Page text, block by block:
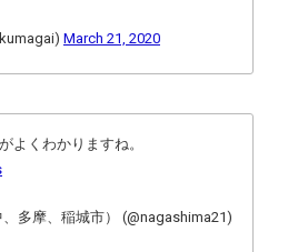
March 21, 2020
よくわかりますね。
多摩、稲城市） (@nagashima21)